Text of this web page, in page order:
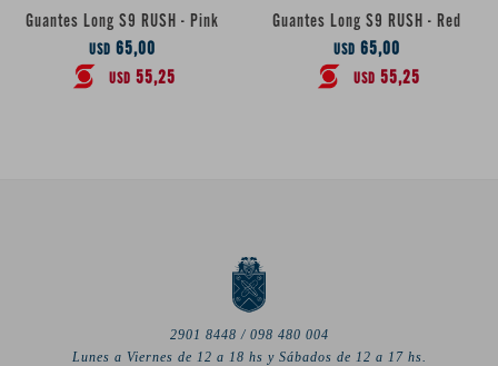
Guantes Long S9 RUSH - Pink
USD 65,00
USD 55,25
Guantes Long S9 RUSH - Red
USD 65,00
USD 55,25
2901 8448 / 098 480 004
Lunes a Viernes de 12 a 18 hs y Sábados de 12 a 17 hs.